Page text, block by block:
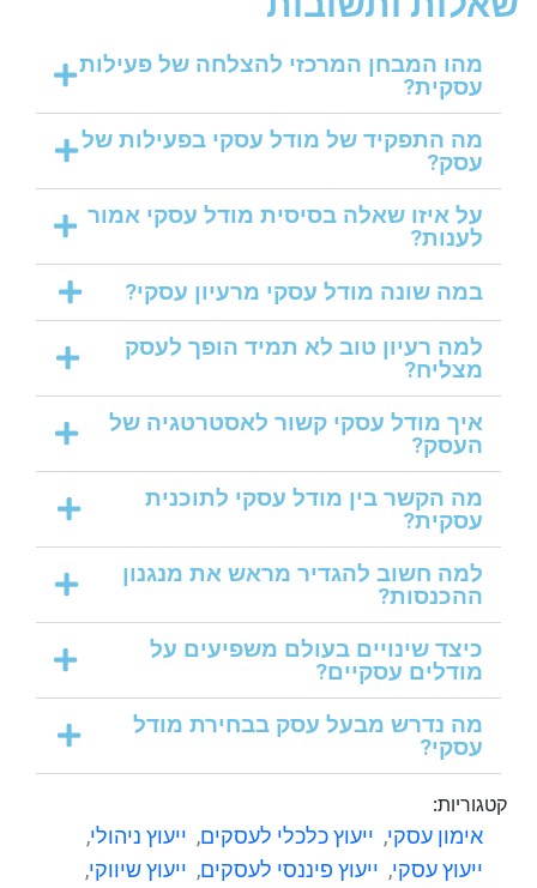
מהו המבחן המרכזי להצלחה של פעילות
עסקית?
מה התפקיד של מודל עסקי בפעילות של
עסק?
על איזו שאלה בסיסית מודל עסקי אמור
לענות?
במה שונה מודל עסקי מרעיון עסקי?
למה רעיון טוב לא תמיד הופך לעסק
מצליח?
איך מודל עסקי קשור לאסטרטגיה של
העסק?
מה הקשר בין מודל עסקי לתוכנית
עסקית?
למה חשוב להגדיר מראש את מנגנון
ההכנסות?
כיצד שינויים בעולם משפיעים על
מודלים עסקיים?
מה נדרש מבעל עסק בבחירת מודל
עסקי?
קטגוריות:
אימון עסקי, ייעוץ כלכלי לעסקים, ייעוץ ניהולי,
ייעוץ עסקי, ייעוץ פיננסי לעסקים, ייעוץ שיווקי,